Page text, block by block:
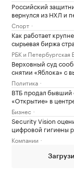
Российский
вернулся из НХЛ и
Спорт
Как работает
сырьевая биржа
РБК и Петербургская
Верховный суд
снятии «Яблока» с
Политика
ВТБ продал бывший
«Открытие» в
Бизнес
Security Vision
цифровой гигиены
Компании